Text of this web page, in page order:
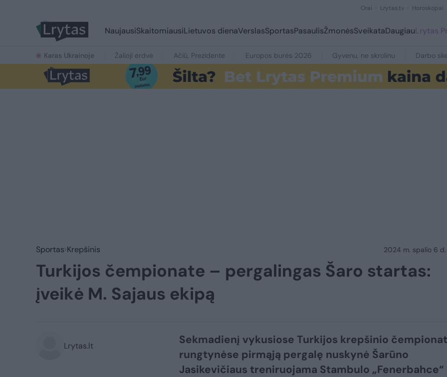
Orai Lrytas.tv Horoskopai
NaujausiSkaitomiausiLietuvos dienaVerslasSportasPasaulisŽmonėsSveikataDaugiauLrytas
Karas Ukrainoje Žalioji erdvė Ačiū, Prezidente Europos burės 2026 Gyvenu, ne skrolinu Darbo
Sportas Krepšinis 2024 m. spalio 6 d.
Turkijos čempionate – pergalingas Šaro startas:
įveikė M. Sajaus ekipą
Lrytas.lt
Sekmadienį vykusiose Turkijos krepšinio
rungtynėse pirmąją pergalę nuskynė Šarūno
Jasikevičiaus treniruojama Stambulo „Fenerbahce“